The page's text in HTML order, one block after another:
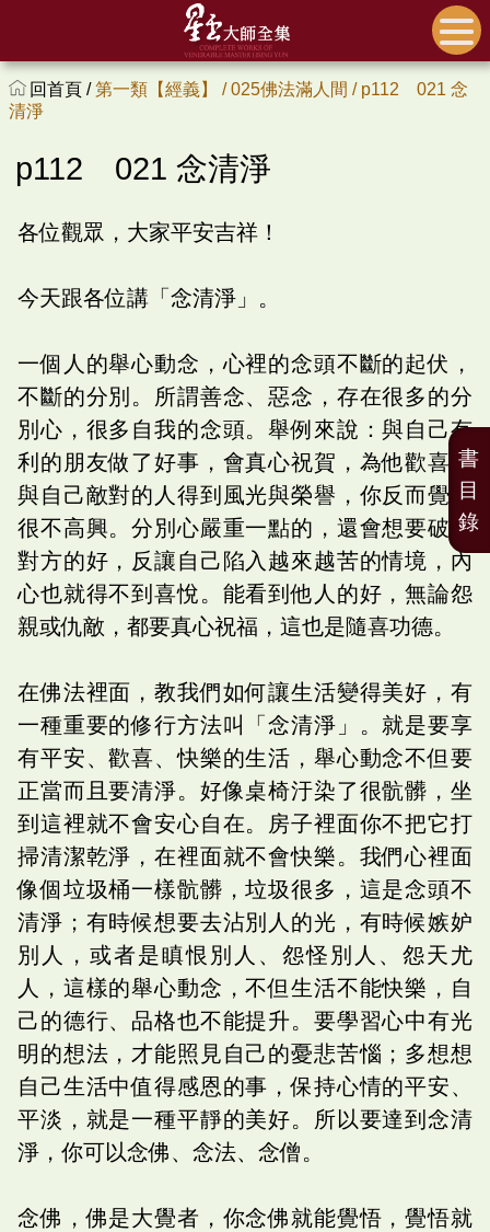
回首頁 /第一類【經義】 /025佛法滿人間 / p112 021 念
清淨
p112 021 念清淨
各位觀眾，大家平安吉祥！
今天跟各位講「念清淨」。
一個人的舉心動念，心裡的念頭不斷的起伏，
不斷的分別。所謂善念、惡念，存在很多的分
別心，很多自我的念頭。舉例來說：與自己有
利的朋友做了好事，會真心祝賀，為他歡喜；
與自己敵對的人得到風光與榮譽，你反而覺得
很不高興。分別心嚴重一點的，還會想要破壞
對方的好，反讓自己陷入越來越苦的情境，內
心也就得不到喜悅。能看到他人的好，無論怨
親或仇敵，都要真心祝福，這也是隨喜功德。
在佛法裡面，教我們如何讓生活變得美好，有
一種重要的修行方法叫「念清淨」。就是要享
有平安、歡喜、快樂的生活，舉心動念不但要
正當而且要清淨。好像桌椅汙染了很骯髒，坐
到這裡就不會安心自在。房子裡面你不把它打
掃清潔乾淨，在裡面就不會快樂。我們心裡面
像個垃圾桶一樣骯髒，垃圾很多，這是念頭不
清淨；有時候想要去沾別人的光，有時候嫉妒
別人，或者是瞋恨別人、怨怪別人、怨天尤
人，這樣的舉心動念，不但生活不能快樂，自
己的德行、品格也不能提升。要學習心中有光
明的想法，才能照見自己的憂悲苦惱；多想想
自己生活中值得感恩的事，保持心情的平安、
平淡，就是一種平靜的美好。所以要達到念清
淨，你可以念佛、念法、念僧。
念佛，佛是大覺者，你念佛就能覺悟，覺悟就
書
目
錄